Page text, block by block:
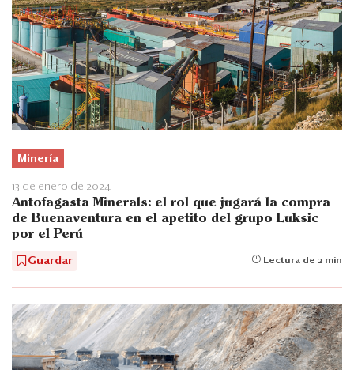
Minería
13 de enero de 2024
Antofagasta Minerals: el rol que jugará la compra
de Buenaventura en el apetito del grupo Luksic
por el Perú
Guardar Lectura de 2 min